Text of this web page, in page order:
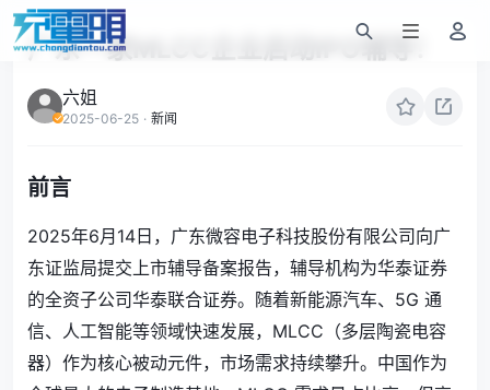
广东一家MLCC企业启动IPO辅导！
六姐
2025-06-25 · 新闻
前言
2025年6月14日，广东微容电子科技股份有限公司向广
东证监局提交上市辅导备案报告，辅导机构为华泰证券
的全资子公司华泰联合证券。随着新能源汽车、5G 通
信、人工智能等领域快速发展，MLCC（多层陶瓷电容
器）作为核心被动元件，市场需求持续攀升。 中国作为